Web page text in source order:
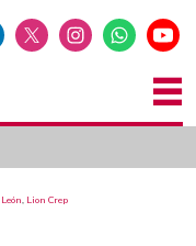
León, Lion Crep